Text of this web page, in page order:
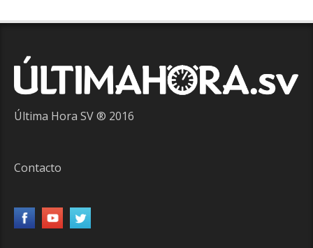
Última Hora SV ® 2016
Contacto